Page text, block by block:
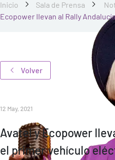
Inicio Sala de Prensa
Ecopower llevan al Rally
Volver
12 May, 2021
Avatel y Ecopower
el primer vehículo